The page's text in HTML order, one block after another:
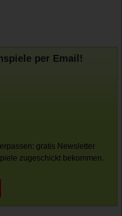
per Email!
gratis Newsletter
zugeschickt bekommen.